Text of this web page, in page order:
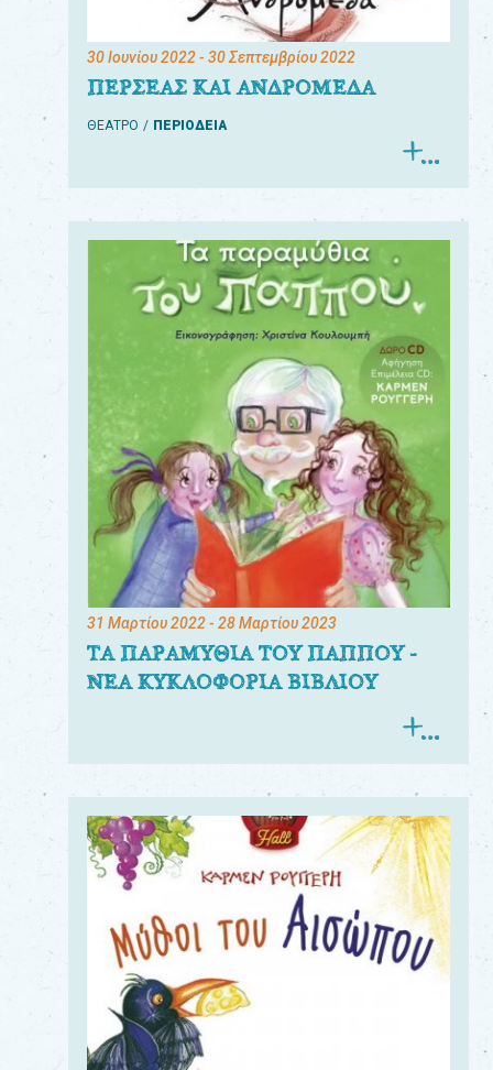
30 Ιουνίου 2022- 30 Σεπτεμβρίου 2022
ΠΕΡΣΕΑΣ ΚΑΙ ΑΝΔΡΟΜΕΔΑ
ΘΕΑΤΡΟ ΠΕΡΙΟΔΕΙΑ
31 Μαρτίου 2022- 28 Μαρτίου 2023
ΤΑ ΠΑΡΑΜΥΘΙΑ ΤΟΥ ΠΑΠΠΟΥ -
ΝΕΑ ΚΥΚΛΟΦΟΡΙΑ ΒΙΒΛΙΟΥ